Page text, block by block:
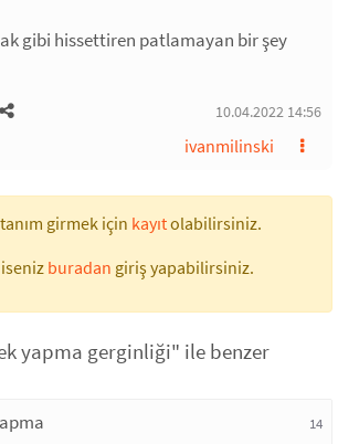
gibi hissettiren patlamayan bir şey
10.04.2022 14:56
ivanmilinski
girmek için kayıtolabilirsiniz.
buradan giriş yapabilirsiniz.
yapma gerginliği" ile benzer
14